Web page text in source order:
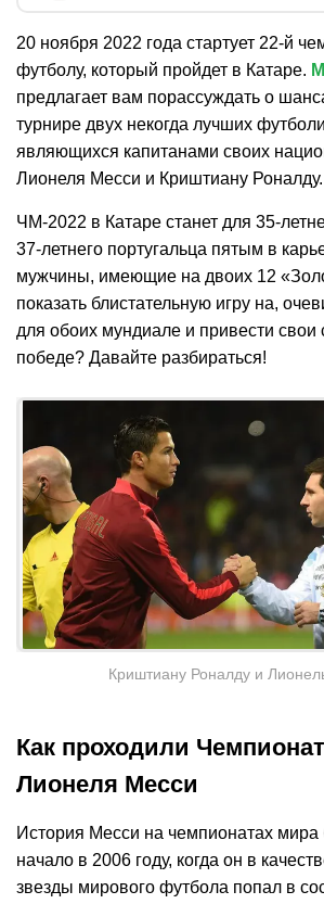
20 ноября 2022 года стартует 22-й
футболу, который пройдет в Катаре.
предлагает вам порассуждать о
турнире двух некогда лучших
являющихся капитанами своих
Лионеля Месси и Криштиану Роналду.
ЧМ-2022 в Катаре станет для 35-
37-летнего португальца пятым в
мужчины, имеющие на двоих 12
показать блистательную игру на,
для обоих мундиале и привести свои
победе? Давайте разбираться!
Криштиану Роналду и
Как проходили
Лионеля Месси
История Месси на чемпионатах мира
начало в 2006 году, когда он в
звезды мирового футбола попал в